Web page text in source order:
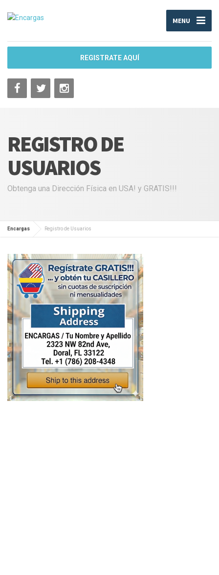
MENU
REGISTRATE AQUÍ
REGISTRO DE
USUARIOS
Obtenga una Dirección Física en USA! y GRATIS!!!
Encargas Registro de Usuarios